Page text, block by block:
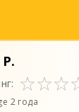
2 года